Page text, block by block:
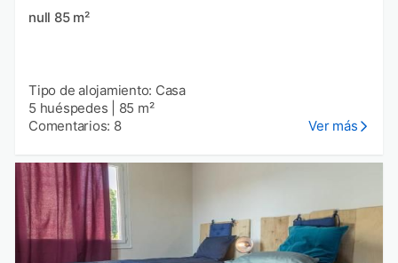
null 85 m²
Tipo de alojamiento: Casa
5 huéspedes
85 m²
Comentarios: 8
Ver más